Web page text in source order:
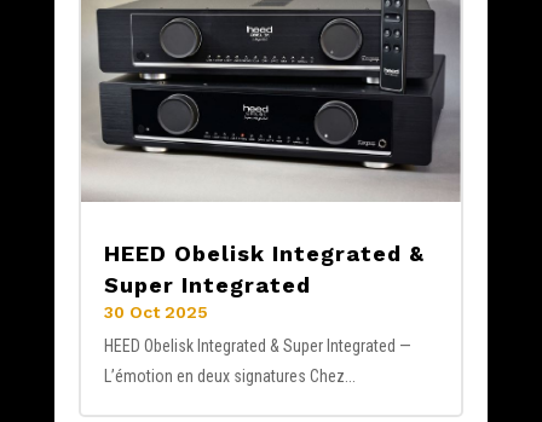
HEED Obelisk Integrated &
Super Integrated
30 Oct 2025
HEED Obelisk Integrated & Super Integrated —
L’émotion en deux signatures Chez...